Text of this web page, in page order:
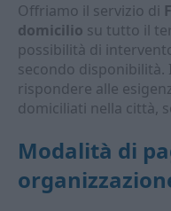
Offriamo il servizio di
domicilio su tutto il
possibilità di
secondo disponibilità.
rispondere alle
domiciliati nella città,
Modalità di